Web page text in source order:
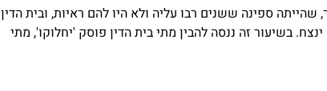
ספינה ששנים רבו עליה ולא היו להם ראיות, ובית הדין
בשיעור זה ננסה להבין מתי בית הדין פוסק 'יחלוקו', מתי